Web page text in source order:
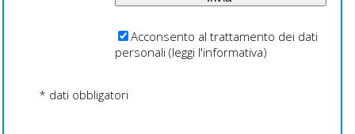
Acconsento al trattamento dei dati
personali (leggi l'informativa)
* dati obbligatori